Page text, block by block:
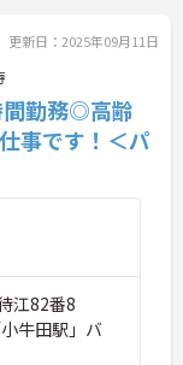
更新日：2025年09月11日
間勤務◎高齢
事です！＜パ
江82番8
牛田駅」バ